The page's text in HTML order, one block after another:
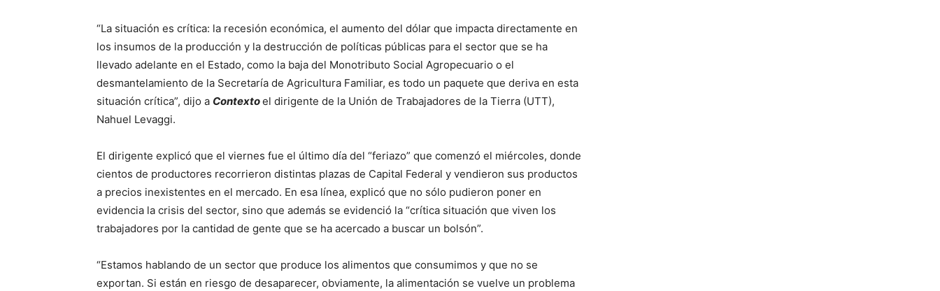
“La situación es crítica: la recesión económica, el aumento del dólar que impacta directamente en
los insumos de la producción y la destrucción de políticas públicas para el sector que se ha
llevado adelante en el Estado, como la baja del Monotributo Social Agropecuario o el
desmantelamiento de la Secretaría de Agricultura Familiar, es todo un paquete que deriva en esta
situación crítica”, dijo a Contextoel dirigente de la Unión de Trabajadores de la Tierra (UTT),
Nahuel Levaggi.
El dirigente explicó que el viernes fue el último día del “feriazo” que comenzó el miércoles, donde
cientos de productores recorrieron distintas plazas de Capital Federal y vendieron sus productos
a precios inexistentes en el mercado. En esa línea, explicó que no sólo pudieron poner en
evidencia la crisis del sector, sino que además se evidenció la “crítica situación que viven los
trabajadores por la cantidad de gente que se ha acercado a buscar un bolsón”.
“Estamos hablando de un sector que produce los alimentos que consumimos y que no se
exportan. Si están en riesgo de desaparecer, obviamente, la alimentación se vuelve un problema